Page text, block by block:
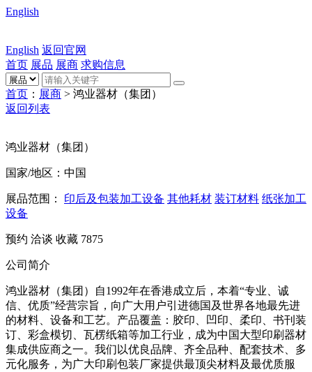
English
English 返回官网
首页 展品 展商 求购信息
首页 ： 展商 > 鸿业器材（集团）
返回列表
鸿业器材（集团）
国家/地区：中国
展品范围： 印后及包装加工设备 其他耗材 装订材料 纸张加工
设备
预约 洽谈 收藏 7875
公司简介
鸿业器材（集团）自1992年在香港成立后，本着“专业、诚
信、优质”经营宗旨，向广大用户引进德国及世界各地最先进
的材料、设备和工艺。产品覆盖：胶印、凹印、柔印、书刊装
订、彩盒模切、瓦楞纸箱等加工行业，成为中国大型印刷器材
集成供应商之一。我们以优良品牌、齐全品种、配套技术、多
元化服务，为广大印刷包装厂家提供最顶尖材料及最优质服